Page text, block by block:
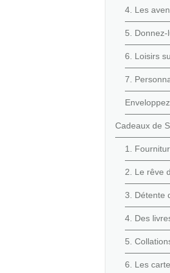
4. Les
5. Donnez-
6. Loisirs
7.
Cadeaux de
1.
2. Le rêve
3. Détente
4. Des
5.
6. Les